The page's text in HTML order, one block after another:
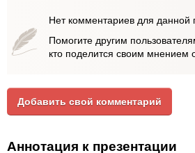
Нет комментариев для данной
Помогите другим
кто поделится своим мнением
Добавить свой комментарий
Аннотация к презентации